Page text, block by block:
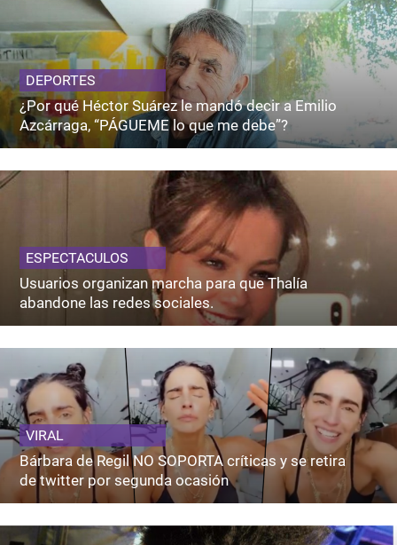
DEPORTES
¿Por qué Héctor Suárez le mandó decir a Emilio
Azcárraga, “PÁGUEME lo que me debe”?
ESPECTACULOS
Usuarios organizan marcha para que Thalía
abandone las redes sociales.
VIRAL
Bárbara de Regil NO SOPORTA críticas y se retira
de twitter por segunda ocasión